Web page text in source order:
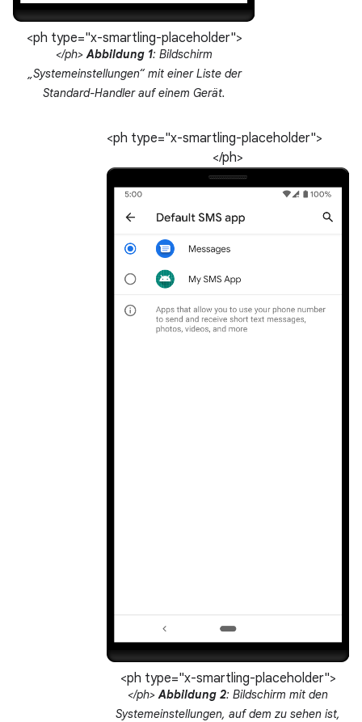
<ph type="x-smartling-placeholder">
</ph>Abbildung 1: Bildschirm
„Systemeinstellungen“ mit einer Liste der
Standard-Handler auf einem Gerät.
<ph type="x-smartling-placeholder">
</ph>
<ph type="x-smartling-placeholder">
</ph> Abbildung 2: Bildschirm mit den
Systemeinstellungen, auf dem zu sehen ist,